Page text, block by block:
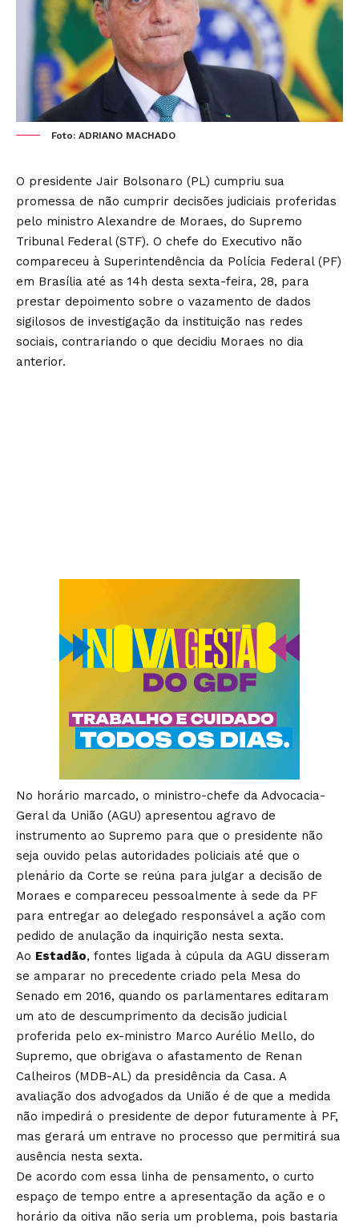
Foto: ADRIANO MACHADO
O presidente Jair Bolsonaro (PL) cumpriu sua
promessa de não cumprir decisões judiciais proferidas
pelo ministro Alexandre de Moraes, do Supremo
Tribunal Federal (STF). O chefe do Executivo não
compareceu à Superintendência da Polícia Federal (PF)
em Brasília até as 14h desta sexta-feira, 28, para
prestar depoimento sobre o vazamento de dados
sigilosos de investigação da instituição nas redes
sociais, contrariando o que decidiu Moraes no dia
anterior.
No horário marcado, o ministro-chefe da Advocacia-
Geral da União (AGU) apresentou agravo de
instrumento ao Supremo para que o presidente não
seja ouvido pelas autoridades policiais até que o
plenário da Corte se reúna para julgar a decisão de
Moraes e compareceu pessoalmente à sede da PF
para entregar ao delegado responsável a ação com
pedido de anulação da inquirição nesta sexta.
Ao Estadão, fontes ligada à cúpula da AGU disseram
se amparar no precedente criado pela Mesa do
Senado em 2016, quando os parlamentares editaram
um ato de descumprimento da decisão judicial
proferida pelo ex-ministro Marco Aurélio Mello, do
Supremo, que obrigava o afastamento de Renan
Calheiros (MDB-AL) da presidência da Casa. A
avaliação dos advogados da União é de que a medida
não impedirá o presidente de depor futuramente à PF,
mas gerará um entrave no processo que permitirá sua
ausência nesta sexta.
De acordo com essa linha de pensamento, o curto
espaço de tempo entre a apresentação da ação e o
horário da oitiva não seria um problema, pois bastaria